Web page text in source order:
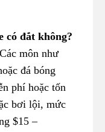
có đắt không?
môn như
đá bóng
phí hoặc tốn
bơi lội, mức
$15 –